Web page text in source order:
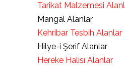
Tarikat Malzemesi
Mangal Alanlar
Kehribar Tesbih Alanlar
Hilye-i Şerif Alanlar
Hereke Halısı Alanlar